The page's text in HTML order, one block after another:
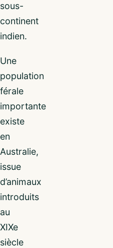
sous-
continent
indien.
Une
population
férale
importante
existe
en
Australie,
issue
d’animaux
introduits
au
XIXe
siècle